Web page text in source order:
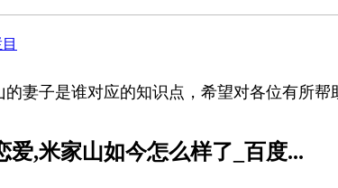
妻子是谁对应的知识点，希望对各位有所帮
,米家山如今怎么样了_百度...